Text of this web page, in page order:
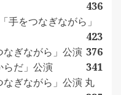
436
手をつなぎながら」
423
ぎながら」公演 376
らだ」公演
341
ぎながら」公演 丸